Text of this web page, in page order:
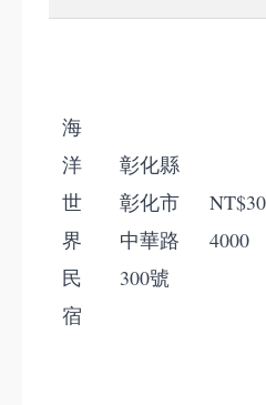
海
洋
世
界
民
宿
彰化縣
彰化市
中華路
300號
4000